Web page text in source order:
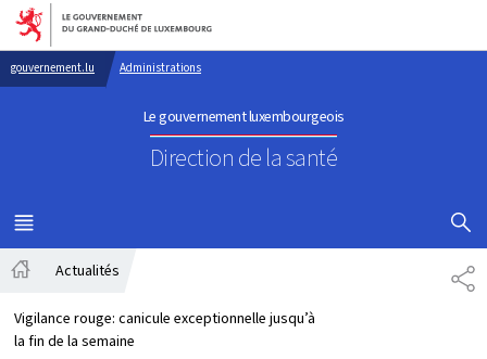
Aller au menu principal
Aller au contenu
gouvernement.lu Administrations
Le gouvernement luxembourgeois
Direction de la santé
MENU
PRINCIPAL
Actualités
Vigilance rouge: canicule exceptionnelle jusqu’à
la fin de la semaine